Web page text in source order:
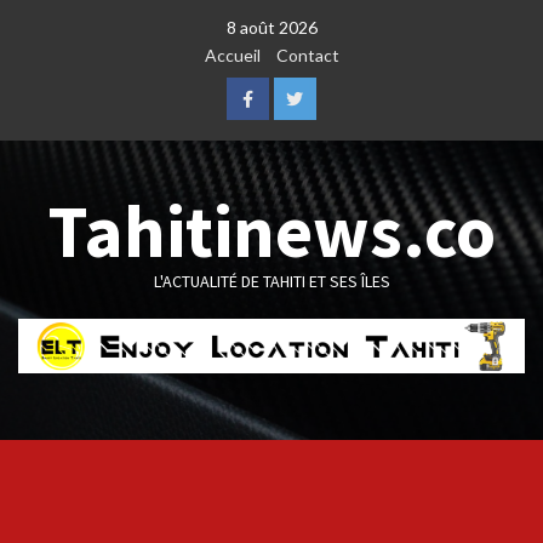
8 août 2026
Accueil
Contact
FacebookTwitter
Tahitinews.co
L'ACTUALITÉ DE TAHITI ET SES ÎLES